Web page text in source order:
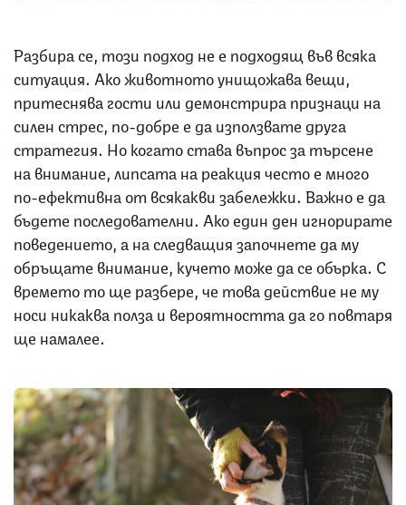
Разбира се, този подход не е подходящ във всяка
ситуация. Ако животното унищожава вещи,
притеснява гости или демонстрира признаци на
силен стрес, по-добре е да използвате друга
стратегия. Но когато става въпрос за търсене
на внимание, липсата на реакция често е много
по-ефективна от всякакви забележки. Важно е да
бъдете последователни. Ако един ден игнорирате
поведението, а на следващия започнете да му
обръщате внимание, кучето може да се обърка. С
времето то ще разбере, че това действие не му
носи никаква полза и вероятността да го повтаря
ще намалее.